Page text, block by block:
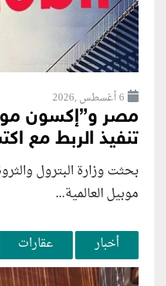
6 أغسطس ,2026
مصر و”إكسون
تنفيذ الربط مع
بحثت وزارة البترول
موبيل العالمية...
أخبار عقارات